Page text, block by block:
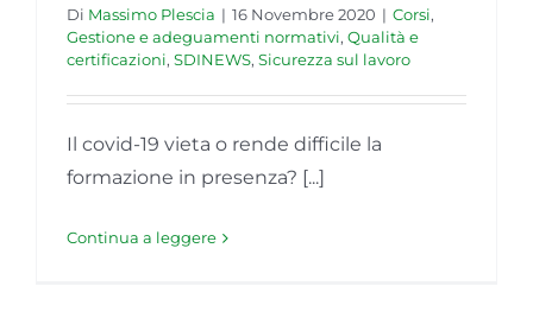
Di Massimo Plescia | 16 Novembre 2020 | Corsi,
Gestione e adeguamenti normativi, Qualità e
certificazioni, SDINEWS, Sicurezza sul lavoro
Il covid-19 vieta o rende difficile la
formazione in presenza? [...]
Continua a leggere